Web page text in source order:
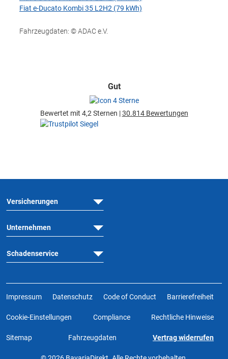
Fiat e-Ducato Kombi 35 L2H2 (79 kWh)
Fahrzeugdaten: © ADAC e.V.
Gut
Bewertet mit 4,2 Sternen |30.814 Bewertungen
Versicherungen
Unternehmen
Schadenservice
Impressum Datenschutz Code of Conduct Barrierefreiheit
Cookie-Einstellungen Compliance Rechtliche Hinweise
Sitemap Fahrzeugdaten Vertrag widerrufen